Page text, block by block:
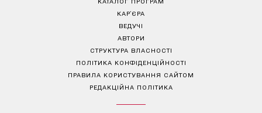
КАР’ЄРА
ВЕДУЧІ
АВТОРИ
СТРУКТУРА ВЛАСНОСТІ
ПОЛІТИКА КОНФІДЕНЦІЙНОСТІ
ПРАВИЛА КОРИСТУВАННЯ САЙТОМ
РЕДАКЦІЙНА ПОЛІТИКА